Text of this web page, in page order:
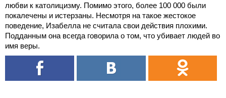
любви к католицизму. Помимо этого, более 100 000 были
покалечены и истерзаны. Несмотря на такое жестокое
поведение, Изабелла не считала свои действия плохими.
Подданным она всегда говорила о том, что убивает людей во
имя веры.